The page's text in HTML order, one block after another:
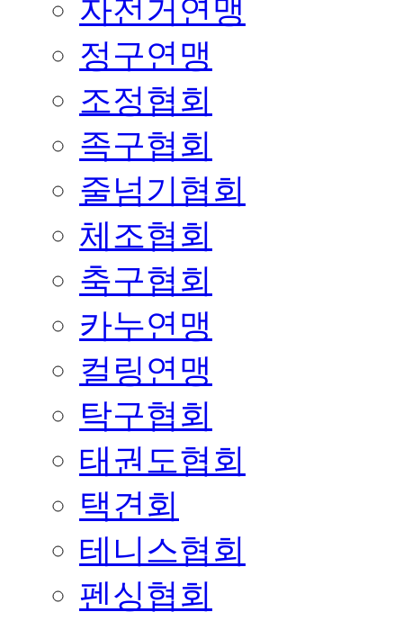
자전거연맹
정구연맹
조정협회
족구협회
줄넘기협회
체조협회
축구협회
카누연맹
컬링연맹
탁구협회
태권도협회
택견회
테니스협회
펜싱협회